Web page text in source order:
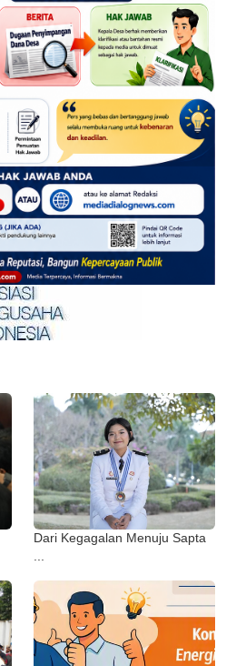
Dari Kegagalan Menuju Sapta